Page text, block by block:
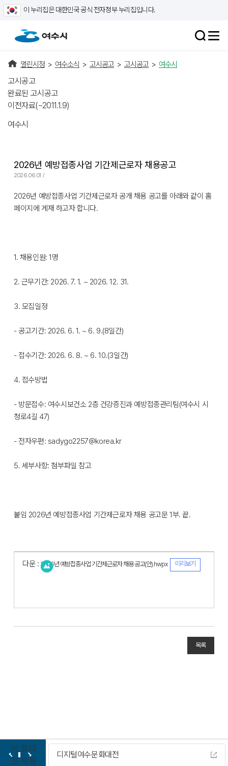
이 누리집은 대한민국 공식 전자정부 누리집입니다.
열린시정 > 여수소식 > 고시공고 > 고시공고 > 여수시
고시공고
완료된 고시공고
이전자료(~2011.1.9)
여수시
2026년 예방접종사업 기간제근로자 채용공고
2026.06.01 /
2026년 예방접종사업 기간제근로자 공개 채용 공고를 아래와 같이 홈
페이지에 게재 하고자 합니다.
1. 채용인원: 1명
2. 근무기간: 2026. 7. 1. ~ 2026. 12. 31.
3. 모집일정
- 공고기간: 2026. 6. 1. ~ 6. 9.(8일간)
- 접수기간: 2026. 6. 8. ~ 6. 10.(3일간)
4. 접수방법
- 방문접수: 여수시보건소 2층 건강증진과 예방접종관리팀(여수시 시
청로4길 47)
- 전자우편: sadygo2257@korea.kr
5. 세부사항: 첨부파일 참고
붙임 2026년 예방접종사업 기간제근로자 채용 공고문 1부. 끝.
다운 : 2026년 예방접종사업 기간제근로자 채용 공고(안).hwpx 미리보기
목록
이
전
정
지
다
음
디지털여수문화대전